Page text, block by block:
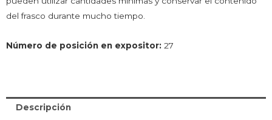
del frasco durante mucho tiempo.
Número de posición en expositor: 27
Descripción